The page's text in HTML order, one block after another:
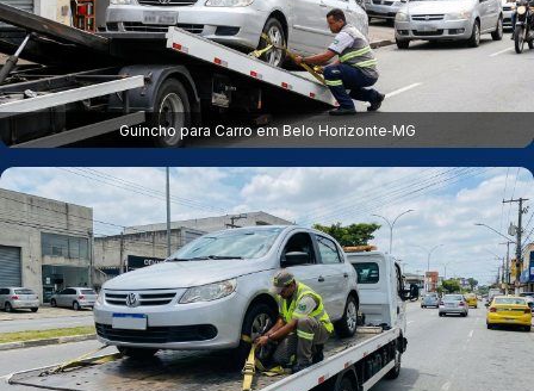
Guincho para Carro em Belo Horizonte‑MG